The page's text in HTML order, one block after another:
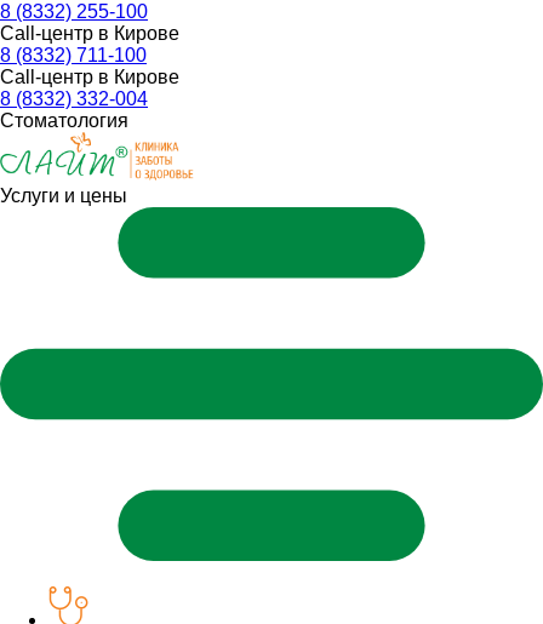
8 (8332) 255-100
Call-центр в Кирове
8 (8332) 711-100
Call-центр в Кирове
8 (8332) 332-004
Стоматология
Услуги и цены